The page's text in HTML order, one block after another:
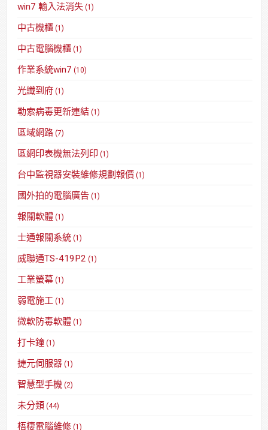
win7 輸入法消失 (1)
中古機櫃 (1)
中古電腦機櫃 (1)
作業系統win7 (10)
光纖到府 (1)
勒索病毒更新連結 (1)
區域網路 (7)
區網印表機無法列印 (1)
台中監視器安裝維修規劃報價 (1)
國外拍的電腦廣告 (1)
報關軟體 (1)
士通報關系統 (1)
威聯通TS-419P2 (1)
工業螢幕 (1)
弱電施工 (1)
微軟防毒軟體 (1)
打卡鐘 (1)
捷元伺服器 (1)
智慧型手機 (2)
未分類 (44)
梧棲電腦維修 (1)